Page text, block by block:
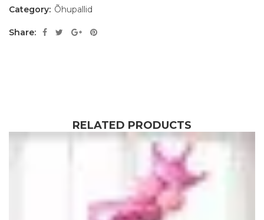
Category: Õhupallid
Share:
RELATED PRODUCTS